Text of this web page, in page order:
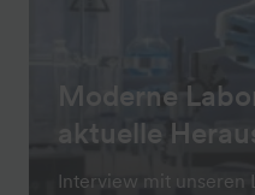
Moderne
aktuelle
Interview mit unseren